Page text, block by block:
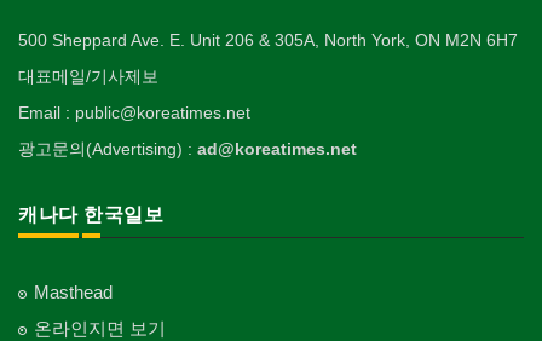
500 Sheppard Ave. E. Unit 206 & 305A, North York, ON M2N 6H7
대표메일/기사제보
Email : public@koreatimes.net
광고문의(Advertising) : ad@koreatimes.net
캐나다 한국일보
Masthead
온라인지면 보기